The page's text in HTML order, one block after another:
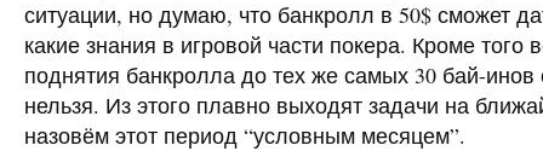
ситуации, но думаю, что банкролл в 50$ сможет
какие знания в игровой части покера. Кроме того
поднятия банкролла до тех же самых 30 бай-инов
нельзя. Из этого плавно выходят задачи на
назовём этот период “условным месяцем”.